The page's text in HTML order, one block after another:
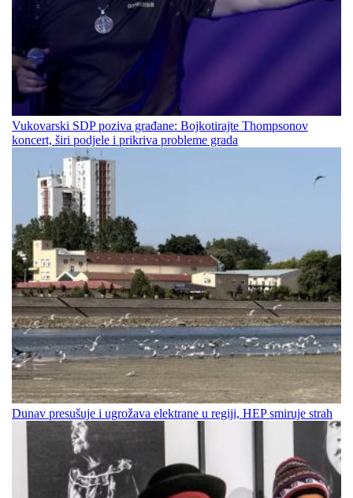
Vukovarski SDP poziva građane: Bojkotirajte Thompsonov
koncert, širi podjele i prikriva probleme grada
Dunav presušuje i ugrožava elektrane u regiji, HEP smiruje strah